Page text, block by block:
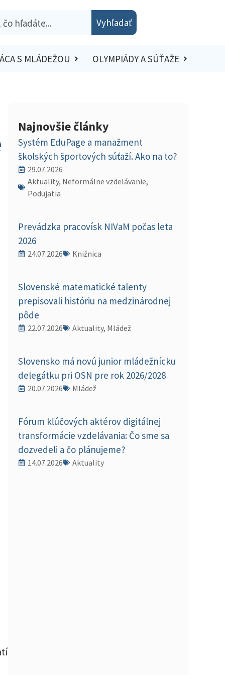
Vyhľadať
S MLÁDEŽOU OLYMPIÁDY A SÚŤAŽE
Najnovšie články
Systém EduPage a manažment
školských športových súťaží. Ako na to?
29.07.2026
Aktuality, Neformálne vzdelávanie,
Podujatia
Prevádzka pracovísk NIVaM počas leta
2026
24.07.2026 Knižnica
Slovenské matematické talenty
prepisovali históriu na medzinárodnej
pôde
22.07.2026 Aktuality, Mládež
Slovensko má novú junior mládežnícku
delegátku pri OSN pre rok 2026/2028
20.07.2026 Mládež
Fórum kľúčových aktérov digitálnej
transformácie vzdelávania: Čo sme sa
dozvedeli a čo plánujeme?
14.07.2026 Aktuality